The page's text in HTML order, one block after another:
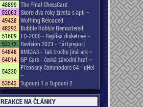
48899 The Final ChessCard
52063 Skoro dva roky života s apli ~
49428 Wolfling Reloaded
48292 Bubble Bobble Remastered
51609 FD-2000 - Replika disketové ~
53272 Revision 2023 - Pártyreport
54848 8MIDAS - Tak trochu jiná ark ~
54014 GP Cars - česká závodní hra! ~
54330 Přenosný Commodore 64 - uHel
~
53543 Tupouni 1 a Tupouni 2
REAKCE NA ČLÁNKY